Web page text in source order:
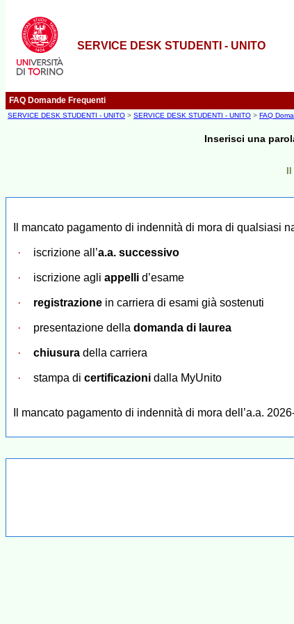
SERVICE DESK STUDENTI - UNITO
FAQ Domande Frequenti
SERVICE DESK STUDENTI - UNITO > SERVICE DESK STUDENTI - UNITO > FAQ
Inserisci una
Il mancato pagamento di indennità di mora di qualsiasi
· iscrizione all’a.a. successivo
· iscrizione agli appelli d’esame
· registrazione in carriera di esami già sostenuti
· presentazione della domanda di laurea
· chiusura della carriera
· stampa di certificazioni dalla MyUnito
Il mancato pagamento di indennità di mora dell’a.a.